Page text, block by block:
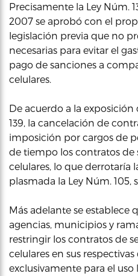
Precisamente la Ley Núm.
2007 se aprobó con el
legislación previa que no
necesarias para evitar el
pago de sanciones a
celulares.
De acuerdo a la
139, la cancelación de
imposición por cargos de
de tiempo los contratos de
celulares, lo que derrotaría
plasmada la Ley Núm. 105,
Más adelante se establece
agencias, municipios y
restringir los contratos de
celulares en sus
exclusivamente para el